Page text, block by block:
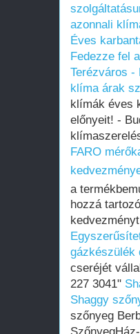
azonnali
Éves
Fedezze fel
Terézváros
klíma árak
klímák éves
előnyeit! -
FARO
a
hozzá
gázkészülék
cseréjét
227 3041"
Shaggy
szőnyeg